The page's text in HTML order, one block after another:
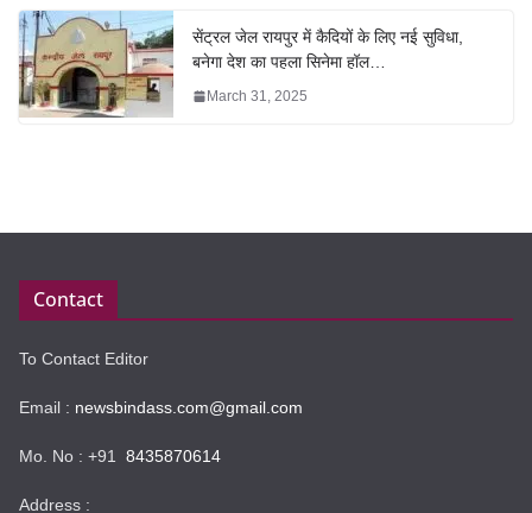
सेंट्रल जेल रायपुर में कैदियों के लिए नई सुविधा,
बनेगा देश का पहला सिनेमा हॉल…
March 31, 2025
Contact
To Contact Editor
Email : newsbindass.com@gmail.com
Mo. No : +91 8435870614
Address :